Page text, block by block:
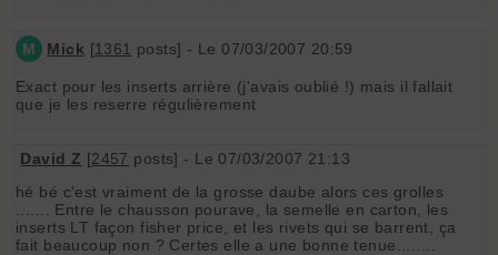
M Mick [1361 posts] - Le 07/03/2007 20:59
Exact pour les inserts arrière (j'avais oublié !) mais il fallait
que je les reserre régulièrement
David Z [2457 posts] - Le 07/03/2007 21:13
hé bé c'est vraiment de la grosse daube alors ces grolles
....... Entre le chausson pourave, la semelle en carton, les
inserts LT façon fisher price, et les rivets qui se barrent, ça
fait beaucoup non ? Certes elle a une bonne tenue........